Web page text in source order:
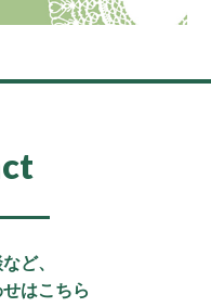
ど、
はこちら